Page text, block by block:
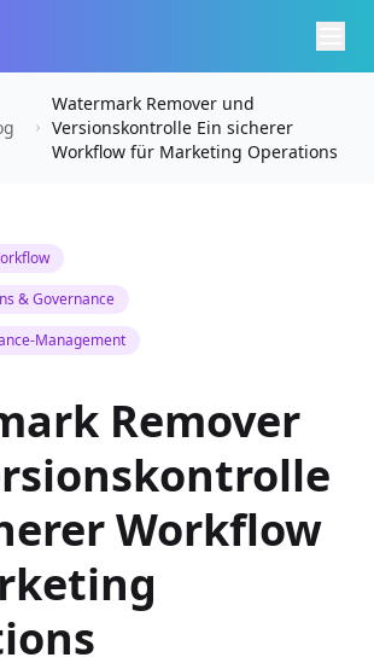
Watermark Remover und
Versionskontrolle Ein sicherer
Workflow für Marketing Operations
& Governance
Management
Remover
Workflow